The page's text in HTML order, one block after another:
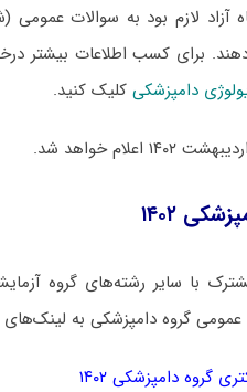
آزاد لازم بود به سوالات
برای کسب اطلاعات بیشتر
دامپزشکیکلیک کنید.
اعلام خواهد شد.
۱۴۰۲
با سایر رشته‌های گروه
گروه دامپزشکی به لینک‌های
گروه دامپزشکی ۱۴۰۲